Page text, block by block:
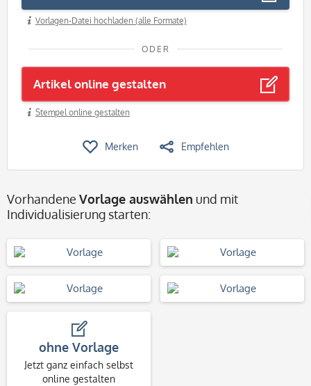
Vorlagen-Datei hochladen (alle Formate)
ODER
Artikel online gestalten
Stempel online gestalten
Merken Empfehlen
Vorhandene Vorlage auswählen und mit
Individualisierung starten:
ohne Vorlage
Jetzt ganz einfach selbst
online gestalten